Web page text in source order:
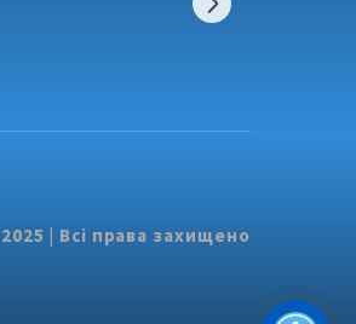
| Всі права захищено